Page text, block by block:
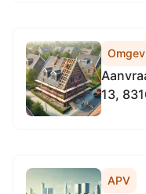
13,
APV